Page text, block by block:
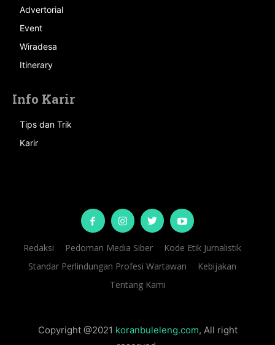
Advertorial
Event
Wiradesa
Itinerary
Info Karir
Tips dan Trik
Karir
Redaksi Pedoman Media Siber
Kode Etik Jurnalistik
Standar Perlindungan Profesi Wartawan
Kebijakan
Tentang Kami
Copyright @2021 koranbuleleng.com, All right